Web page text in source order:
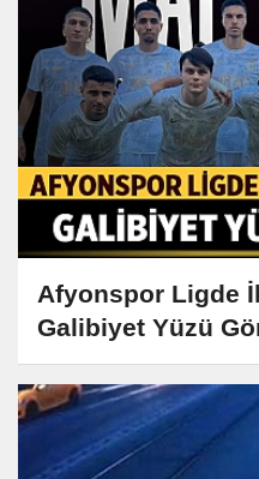
Afyonspor Ligde
Galibiyet Yüzü